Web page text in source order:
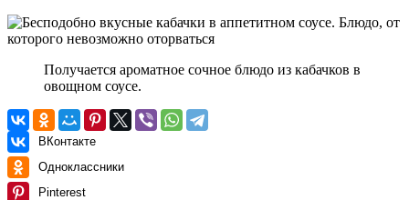
Получается ароматное сочное блюдо из кабачков в
овощном соусе.
ВКонтакте
Одноклассники
Pinterest